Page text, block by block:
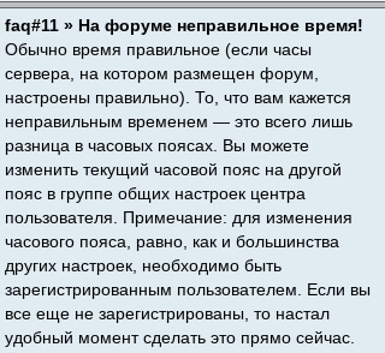
faq#11 » На форуме неправильное время!
Обычно время правильное (если часы
сервера, на котором размещен форум,
настроены правильно). То, что вам кажется
неправильным временем — это всего лишь
разница в часовых поясах. Вы можете
изменить текущий часовой пояс на другой
пояс в группе общих настроек центра
пользователя. Примечание: для изменения
часового пояса, равно, как и большинства
других настроек, необходимо быть
зарегистрированным пользователем. Если вы
все еще не зарегистрированы, то настал
удобный момент сделать это прямо сейчас.